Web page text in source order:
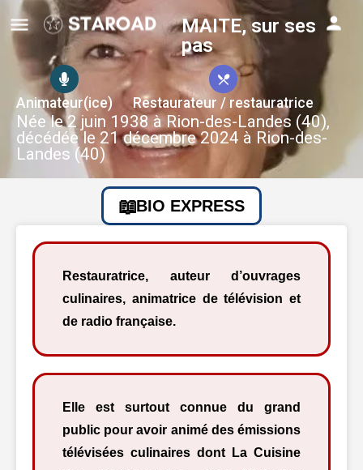
MAITE, sur ses
pas
Animateur(ice) Restaurateur / restauratrice
Née le 2 juin 1938 à Rion-des-Landes (40),
décédée le 21 décembre 2024 à Rion-des-
Landes (40)
BIO EXPRESS
Restauratrice, auteur d’ouvrages
culinaires, animatrice de télévision et
de radio française.
Elle est surtout connue du grand
public pour avoir animé des émissions
télévisées culinaires dont La Cuisine